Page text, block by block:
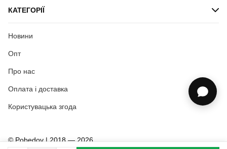
КАТЕГОРІЇ
Новини
Опт
Про нас
Оплата і доставка
Користувацька згода
© Pobedov | 2018 — 2026